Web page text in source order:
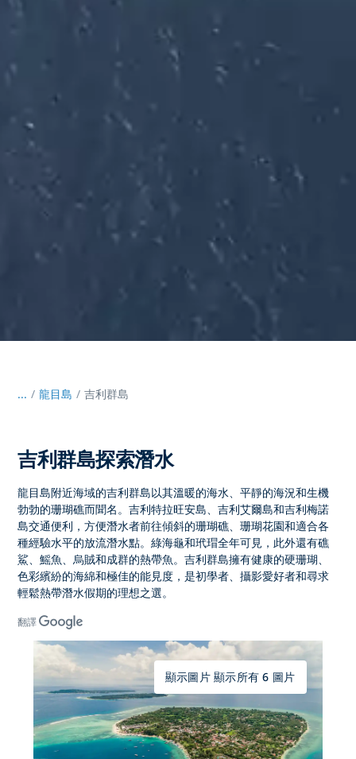
... / 龍目島 吉利群島
吉利群島探索潛水
龍目島附近海域的吉利群島以其溫暖的海水、平靜的海況和生機
勃勃的珊瑚礁而聞名。吉利特拉旺安島、吉利艾爾島和吉利梅諾
島交通便利，方便潛水者前往傾斜的珊瑚礁、珊瑚花園和適合各
種經驗水平的放流潛水點。綠海龜和玳瑁全年可見，此外還有礁
鯊、鰩魚、烏賊和成群的熱帶魚。吉利群島擁有健康的硬珊瑚、
色彩繽紛的海綿和極佳的能見度，是初學者、攝影愛好者和尋求
輕鬆熱帶潛水假期的理想之選。
翻譯
顯示圖片 顯示所有 6 圖片